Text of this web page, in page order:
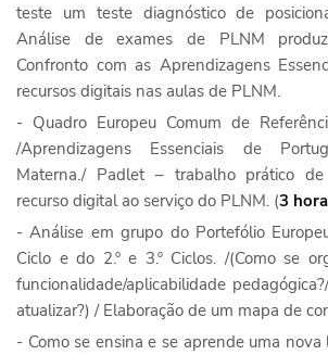
teste um teste diagnóstico de
Análise de exames de PLNM
Confronto com as Aprendizagens
recursos digitais nas aulas de PLNM.
- Quadro Europeu Comum de
/Aprendizagens Essenciais de
Materna./ Padlet – trabalho prático de
recurso digital ao serviço do PLNM. (3
- Análise em grupo do Portefólio
Ciclo e do 2.º e 3.º Ciclos. /(Como se
funcionalidade/aplicabilidade
atualizar?) / Elaboração de um mapa de
- Como se ensina e se aprende uma nova